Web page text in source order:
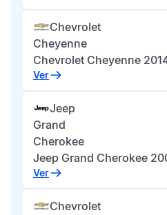
Chevrolet
Cheyenne
Chevrolet Cheyenne
Ver
Jeep
Grand
Cherokee
Jeep Grand Cherokee
Ver
Chevrolet